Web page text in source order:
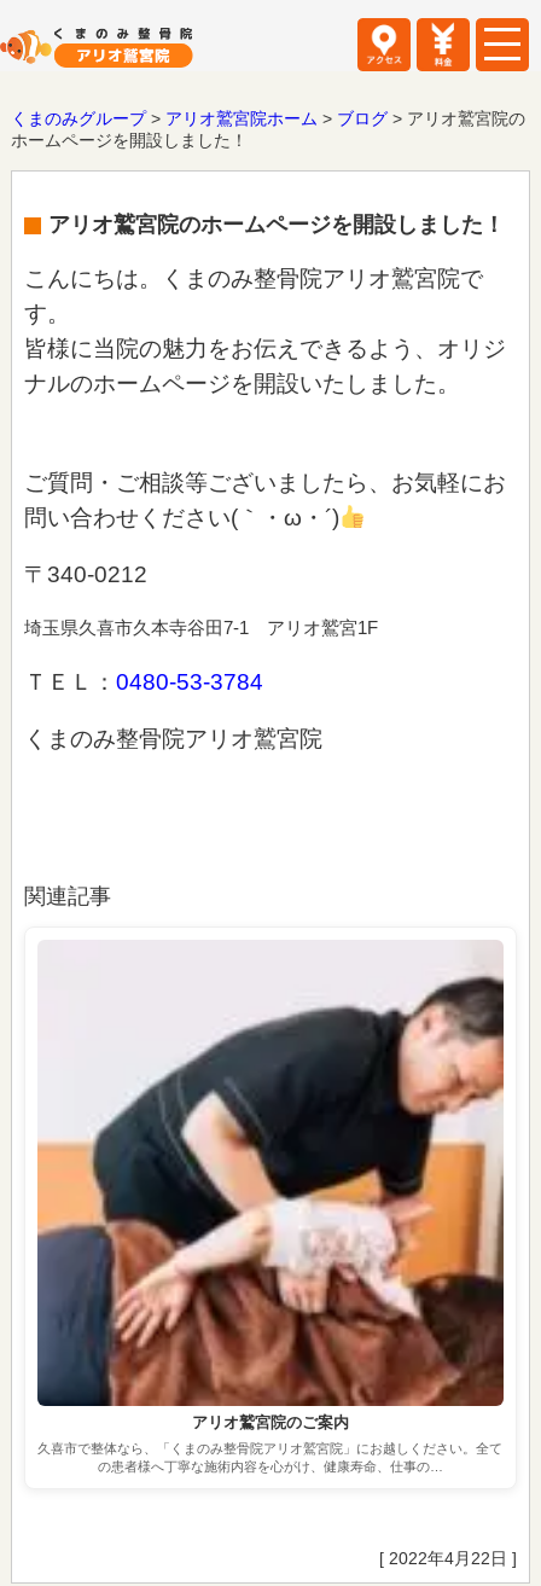
くまのみグループ> アリオ鷲宮院ホーム > ブログ> アリオ鷲宮院の
ホームページを開設しました！
アリオ鷲宮院のホームページを開設しました！
こんにちは。くまのみ整骨院アリオ鷲宮院で
す。
皆様に当院の魅力をお伝えできるよう、オリジ
ナルのホームページを開設いたしました。
ご質問・ご相談等ございましたら、お気軽にお
問い合わせください(｀・ω・´)
〒340-0212
埼玉県久喜市久本寺谷田7-1 アリオ鷲宮1F
ＴＥＬ： 0480-53-3784
くまのみ整骨院アリオ鷲宮院
関連記事
アリオ鷲宮院のご案内
久喜市で整体なら、「くまのみ整骨院アリオ鷲宮院」にお越しください。全て
の患者様へ丁寧な施術内容を心がけ、健康寿命、仕事の…
[ 2022年4月22日 ]